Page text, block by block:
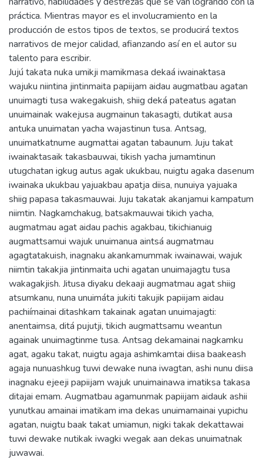
práctica. Mientras mayor es el involucramiento en la
producción de estos tipos de textos, se producirá textos
narrativos de mejor calidad, afianzando así en el autor su
talento para escribir.
Jujú takata nuka umikji mamikmasa dekaá iwainaktasa
wajuku niintina jintinmaita papiijam aidau augmatbau agatan
unuimagti tusa wakegakuish, shiig deká pateatus agatan
unuimainak wakejusa augmainun takasagti, dutikat ausa
antuka unuimatan yacha wajastinun tusa. Antsag,
unuimatkatnume augmattai agatan tabaunum. Juju takat
iwainaktasaik takasbauwai, tikish yacha jumamtinun
utugchatan igkug autus agak ukukbau, nuigtu agaka dasenum
iwainaka ukukbau yajuakbau apatja diisa, nunuiya yajuaka
shiig papasa takasmauwai. Juju takatak akanjamui kampatum
niimtin. Nagkamchakug, batsakmauwai tikich yacha,
augmatmau agat aidau pachis agakbau, tikichianuig
augmattsamui wajuk unuimanua aintsá augmatmau
agagtatakuish, inagnaku akankamummak iwainawai, wajuk
niimtin takakjia jintinmaita uchi agatan unuimajagtu tusa
wakagakjish. Jitusa diyaku dekaaji augmatmau agat shiig
atsumkanu, nuna unuimáta jukiti takujik papiijam aidau
pachiímainai ditashkam takainak agatan unuimajagti:
anentaimsa, ditá pujutji, tikich augmattsamu weantun
againak unuimagtinme tusa. Antsag dekamainai nagkamku
agat, agaku takat, nuigtu agaja ashimkamtai diisa baakeash
agaja nunuashkug tuwi dewake nuna iwagtan, ashi nunu diisa
inagnaku ejeeji papiijam wajuk unuimainawa imatiksa takasa
ditajai emam. Augmatbau agamunmak papiijam aidauk ashii
yunutkau amainai imatikam ima dekas unuimamainai yupichu
agatan, nuigtu baak takat umiamun, nigki takak dekattawai
tuwi dewake nutikak iwagki wegak aan dekas unuimatnak
juwawai.